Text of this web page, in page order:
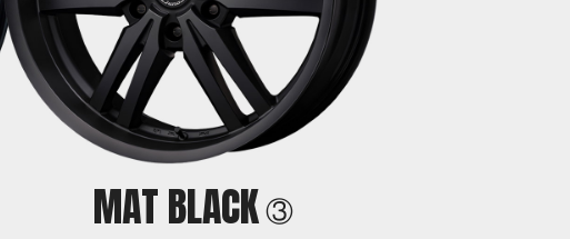
MATBLACK③